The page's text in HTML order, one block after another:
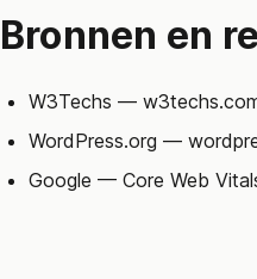
Bronnen en
W3Techs —
WordPress.org —
Google — Core Web